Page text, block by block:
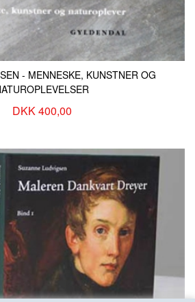
- MENNESKE, KUNSTNER OG
DKK 400,00